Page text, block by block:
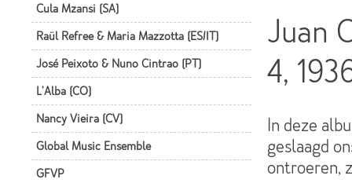
Cula Mzansi (SA)
Raül Refree & Maria Mazzotta (ES/IT)
José Peixoto & Nuno Cintrao (PT)
L'Alba (CO)
Nancy Vieira (CV)
Global Music Ensemble
GFVP
Juan
4,
In deze
geslaagd
ontroeren,